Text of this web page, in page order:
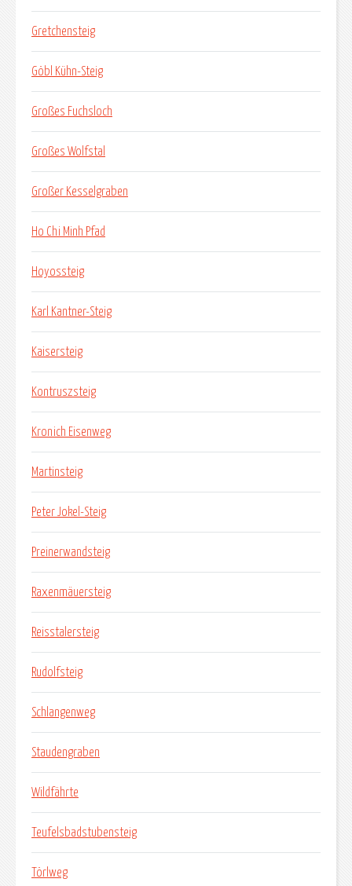
Gretchensteig
Göbl Kühn-Steig
Großes Fuchsloch
Großes Wolfstal
Großer Kesselgraben
Ho Chi Minh Pfad
Hoyossteig
Karl Kantner-Steig
Kaisersteig
Kontruszsteig
Kronich Eisenweg
Martinsteig
Peter Jokel-Steig
Preinerwandsteig
Raxenmäuersteig
Reisstalersteig
Rudolfsteig
Schlangenweg
Staudengraben
Wildfährte
Teufelsbadstubensteig
Törlweg